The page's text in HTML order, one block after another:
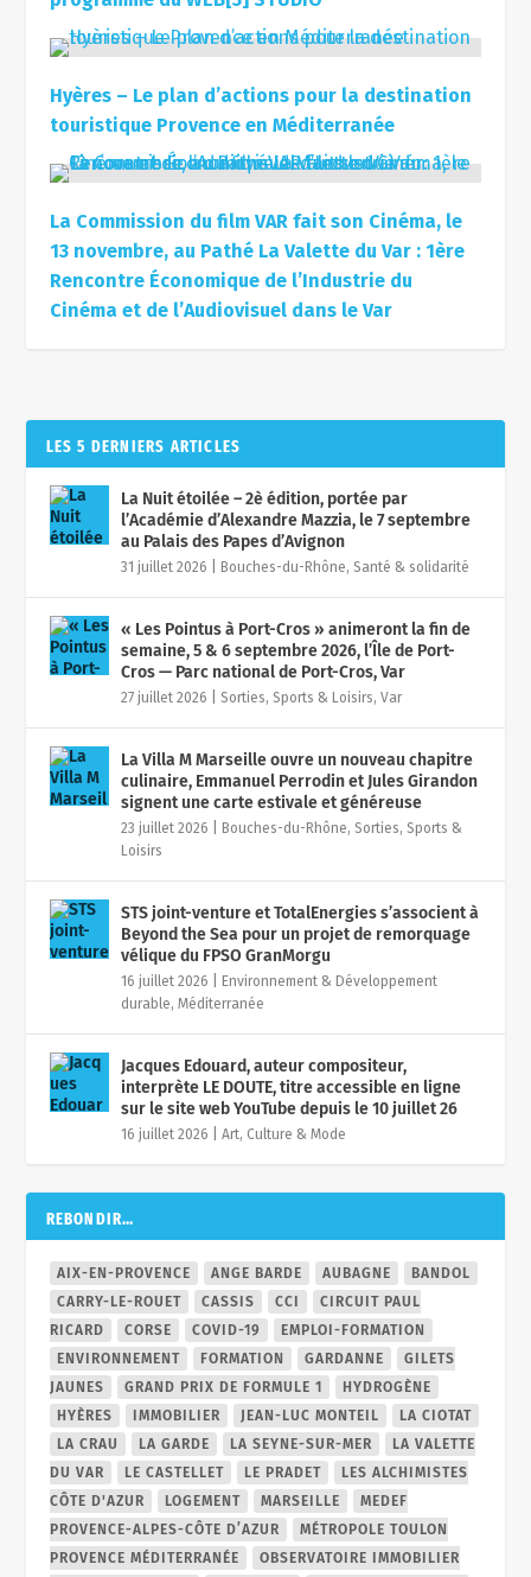
Hyères – Le plan d’actions pour la destination
touristique Provence en Méditerranée
La Commission du film VAR fait son Cinéma, le
13 novembre, au Pathé La Valette du Var : 1ère
Rencontre Économique de l’Industrie du
Cinéma et de l’Audiovisuel dans le Var
LES 5 DERNIERS ARTICLES
La Nuit étoilée – 2è édition, portée par
l’Académie d’Alexandre Mazzia, le 7 septembre
au Palais des Papes d’Avignon
31 juillet 2026 Bouches-du-Rhône,Santé & solidarité
« Les Pointus à Port-Cros » animeront la fin de
semaine, 5 & 6 septembre 2026, l’Île de Port-
Cros — Parc national de Port-Cros, Var
27 juillet 2026 |Sorties, Sports & Loisirs,Var
La Villa M Marseille ouvre un nouveau chapitre
culinaire, Emmanuel Perrodin et Jules Girandon
signent une carte estivale et généreuse
23 juillet 2026 Bouches-du-Rhône,Sorties, Sports &
Loisirs
STS joint-venture et TotalEnergies s’associent à
Beyond the Sea pour un projet de remorquage
vélique du FPSO GranMorgu
16 juillet 2026
Environnement & Développement
durable,Méditerranée
Jacques Edouard, auteur compositeur,
interprète LE DOUTE, titre accessible en ligne
sur le site web YouTube depuis le 10 juillet 26
16 juillet 2026 |Art, Culture & Mode
REBONDIR…
AIX-EN-PROVENCE ANGE BARDE AUBAGNE
BANDOL
CARRY-LE-ROUET
CASSIS CCI
CIRCUIT PAUL
RICARD
CORSE COVID-19
EMPLOI-FORMATION
ENVIRONNEMENT
FORMATION GARDANNE
GILETS
JAUNES
GRAND PRIX DE FORMULE 1
HYDROGÈNE
HYÈRES
IMMOBILIER JEAN-LUC MONTEIL
LA CIOTAT
LA CRAU
LA GARDE LA SEYNE-SUR-MER
LA VALETTE
DU VAR
LE CASTELLET LE PRADET
LES ALCHIMISTES
CÔTE D'AZUR
LOGEMENT MARSEILLE
MEDEF
PROVENCE-ALPES-CÔTE D’AZUR
MÉTROPOLE TOULON
PROVENCE MÉDITERRANÉE
OBSERVATOIRE IMMOBILIER